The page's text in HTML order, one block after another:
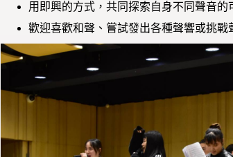
用即興的方式，共同探索自身不同聲音
歡迎喜歡和聲、嘗試發出各種聲響或挑戰